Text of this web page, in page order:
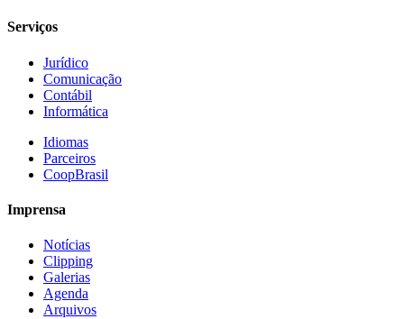
Serviços
Jurídico
Comunicação
Contábil
Informática
Idiomas
Parceiros
CoopBrasil
Imprensa
Notícias
Clipping
Galerias
Agenda
Arquivos